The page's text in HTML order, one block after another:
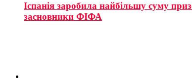
Іспанія заробила найбільшу суму
засновники ФІФА